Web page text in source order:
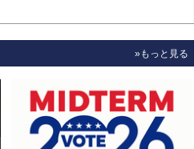
»もっと見る